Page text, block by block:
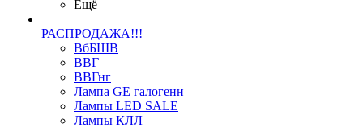
Ещё
РАСПРОДАЖА!!!
ВбБШВ
ВВГ
ВВГнг
Лампа GE галогенн
Лампы LED SALE
Лампы КЛЛ